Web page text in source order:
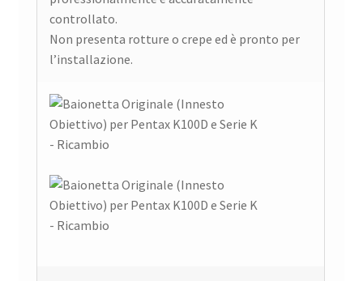
controllato.
Non presenta rotture o crepe ed è pronto per
l’installazione.